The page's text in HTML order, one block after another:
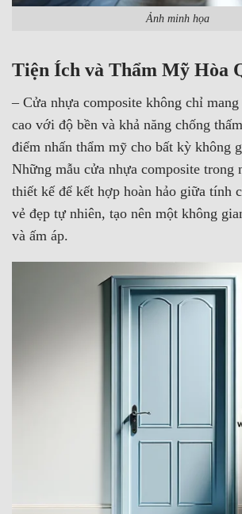
Ảnh minh họa
Tiện Ích và Thẩm Mỹ Hòa
– Cửa nhựa composite không chỉ
cao với độ bền và khả năng chống
điểm nhấn thẩm mỹ cho bất kỳ không
Những mẫu cửa nhựa composite trong
thiết kế để kết hợp hoàn hảo giữa tính
vẻ đẹp tự nhiên, tạo nên một không
và ấm áp.